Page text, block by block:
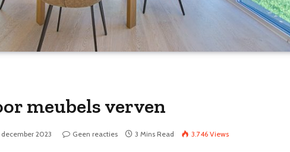
meubels verven
2023 Geen reacties 3 Mins Read 3.746 Views